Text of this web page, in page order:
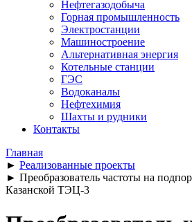
Нефтегазодобыча
Горная промышленность
Электростанции
Машиностроение
Альтернативная энергия
Котельные станции
ГЭС
Водоканалы
Нефтехимия
Шахты и рудники
Контакты
Главная
► Реализованные проекты
► Преобразователь частоты на
Казанской ТЭЦ-3